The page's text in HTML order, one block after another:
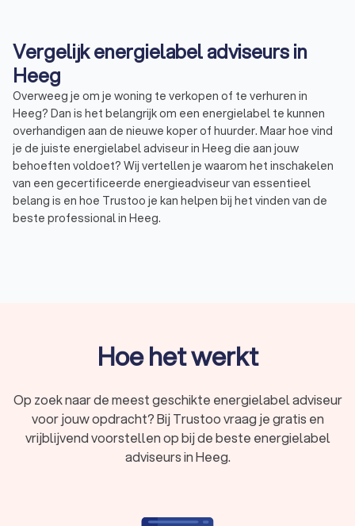
Vergelijk energielabel adviseurs in
Heeg
Overweeg je om je woning te verkopen of te verhuren in
Heeg? Dan is het belangrijk om een energielabel te kunnen
overhandigen aan de nieuwe koper of huurder. Maar hoe vind
je de juiste energielabel adviseur in Heeg die aan jouw
behoeften voldoet? Wij vertellen je waarom het inschakelen
van een gecertificeerde energieadviseur van essentieel
belang is en hoe Trustoo je kan helpen bij het vinden van de
beste professional in Heeg.
zien hoe energiezuinig je woning is. Het verkrijgen van een
energielabel vereist echter expertise en kennis van
van een gecertificeerde energielabel adviseur van essentieel
belang. Via Trustoo kun je eenvoudig vier offertes van
gecertificeerde energielabel adviseurs in Heeg vergelijken.
Zo vind je de beste professional in Heeg die aansluit bij jouw
Hoe het werkt
Op zoek naar de meest geschikte energielabel adviseur
voor jouw opdracht? Bij Trustoo vraag je gratis en
vrijblijvend voorstellen op bij de beste energielabel
adviseurs in Heeg.